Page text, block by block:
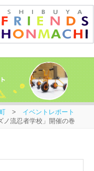
> イベントレポート
流忍者学校」開催の巻